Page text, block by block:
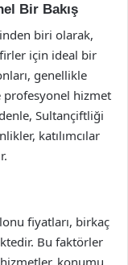
Bir Bakış
biri olarak,
için ideal bir
genellikle
profesyonel hizmet
Sultançiftliği
katılımcılar
fiyatları, birkaç
Bu faktörler
konumu